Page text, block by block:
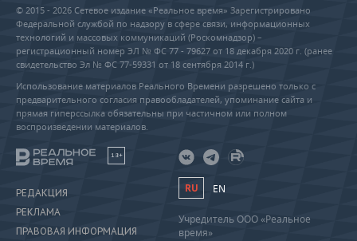
© 2015 - 2026 Сетевое издание «Реальное время» Зарегистрировано
Федеральной службой по надзору в сфере связи, информационных
технологий и массовых коммуникаций (Роскомнадзор) –
регистрационный номер ЭЛ № ФС 77 - 79627 от 18 декабря 2020 г. (ранее
свидетельство Эл № ФС 77-59331 от 18 сентября 2014 г.)
Использование материалов Реального Времени разрешено только с
предварительного согласия правообладателей, упоминание сайта и
прямая гиперссылка обязательны при частичном или полном
воспроизведении материалов.
18+
РЕДАКЦИЯ
РЕКЛАМА
ПРАВОВАЯ ИНФОРМАЦИЯ
RU EN
Учредитель ООО «Реальное
время»